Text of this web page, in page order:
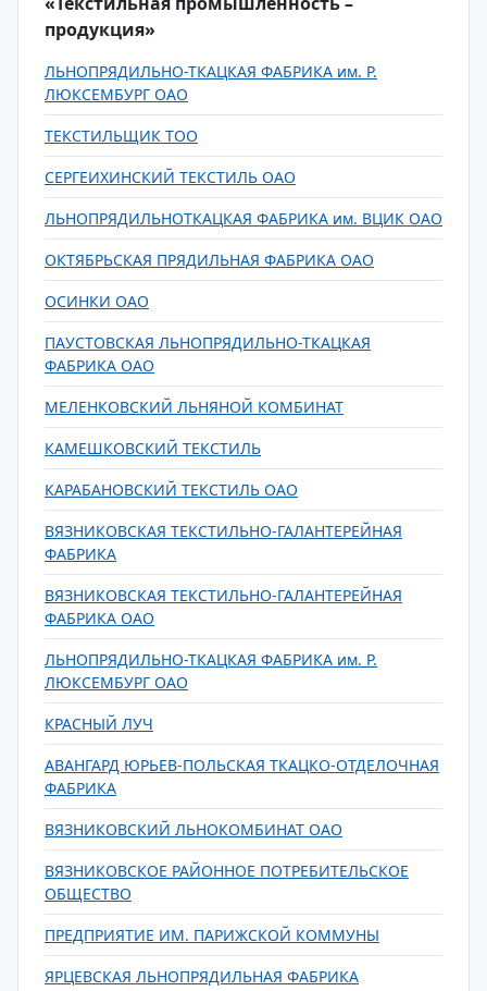
продукция»
ЛЬНОПРЯДИЛЬНО-ТКАЦКАЯ ФАБРИКА им. Р.
ЛЮКСЕМБУРГ ОАО
ТЕКСТИЛЬЩИК ТОО
СЕРГЕИХИНСКИЙ ТЕКСТИЛЬ ОАО
ЛЬНОПРЯДИЛЬНОТКАЦКАЯ ФАБРИКА им. ВЦИК ОАО
ОКТЯБРЬСКАЯ ПРЯДИЛЬНАЯ ФАБРИКА ОАО
ОСИНКИ ОАО
ПАУСТОВСКАЯ ЛЬНОПРЯДИЛЬНО-ТКАЦКАЯ
ФАБРИКА ОАО
МЕЛЕНКОВСКИЙ ЛЬНЯНОЙ КОМБИНАТ
КАМЕШКОВСКИЙ ТЕКСТИЛЬ
КАРАБАНОВСКИЙ ТЕКСТИЛЬ ОАО
ВЯЗНИКОВСКАЯ ТЕКСТИЛЬНО-ГАЛАНТЕРЕЙНАЯ
ФАБРИКА
ВЯЗНИКОВСКАЯ ТЕКСТИЛЬНО-ГАЛАНТЕРЕЙНАЯ
ФАБРИКА ОАО
ЛЬНОПРЯДИЛЬНО-ТКАЦКАЯ ФАБРИКА им. Р.
ЛЮКСЕМБУРГ ОАО
КРАСНЫЙ ЛУЧ
АВАНГАРД ЮРЬЕВ-ПОЛЬСКАЯ ТКАЦКО-ОТДЕЛОЧНАЯ
ФАБРИКА
ВЯЗНИКОВСКИЙ ЛЬНОКОМБИНАТ ОАО
ВЯЗНИКОВСКОЕ РАЙОННОЕ ПОТРЕБИТЕЛЬСКОЕ
ОБЩЕСТВО
ПРЕДПРИЯТИЕ ИМ. ПАРИЖСКОЙ КОММУНЫ
ЯРЦЕВСКАЯ ЛЬНОПРЯДИЛЬНАЯ ФАБРИКА